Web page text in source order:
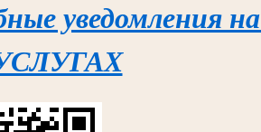
уведомления на